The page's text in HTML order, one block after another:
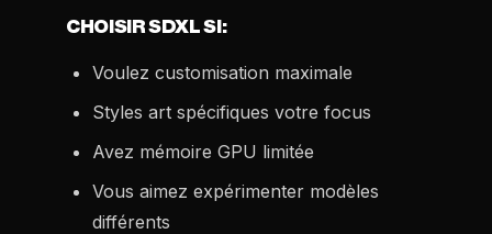
CHOISIR SDXL SI:
Voulez customisation maximale
Styles art spécifiques votre focus
Avez mémoire GPU limitée
Vous aimez expérimenter modèles
différents